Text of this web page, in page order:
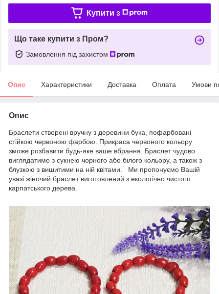
Купити з
Що таке купити з Пром?
Замовлення під захистом
Опис Характеристики Доставка Оплата Умови
Опис
Браслети створені вручну з деревини бука, пофарбовані
стійкою червоною фарбою. Прикраса червоного кольору
зможе розбавити будь-яке ваше вбрання. Браслет чудово
виглядатиме з сукнею чорного або білого кольору, а також з
блузкою з вишитими на ній квітами. Ми пропонуємо Вашій
увазі жіночий браслет виготовлений з екологічно чистого
карпатського дерева.